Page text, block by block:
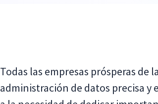
Todas las empresas prósperas
administración de datos precisa